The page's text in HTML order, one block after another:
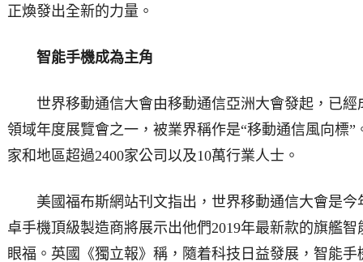
正煥發出全新的力量。
智能手機成為主角
世界移動通信大會由移動通信亞洲大會發起，已經
領域年度展覽會之一，被業界稱作是“移動通信風向標
家和地區超過2400家公司以及10萬行業人士。
美國福布斯網站刊文指出，世界移動通信大會是今
卓手機頂級製造商將展示出他們2019年最新款的旗艦
眼福。英國《獨立報》稱，隨着科技日益發展，智能